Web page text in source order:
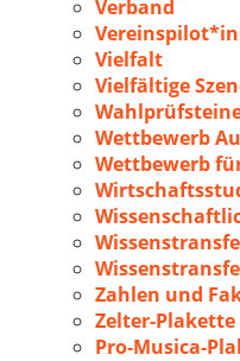
Verband
Vielfalt
Vielfältige
Wettbewerb
Wettbewerb
Zahlen und
Zelter-Plakette
Pro-Musica-